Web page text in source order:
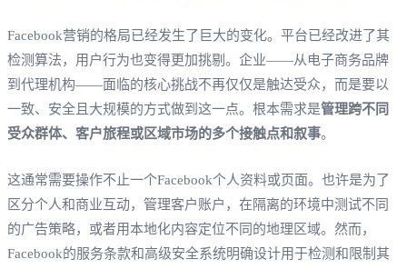
Facebook营销的格局已经发生了巨大的变化。平台已经改进了其
检测算法，用户行为也变得更加挑剔。企业——从电子商务品牌
到代理机构——面临的核心挑战不再仅仅是触达受众，而是要以
一致、安全且大规模的方式做到这一点。根本需求是管理跨不同
受众群体、客户旅程或区域市场的多个接触点和叙事。
这通常需要操作不止一个Facebook个人资料或页面。也许是为了
区分个人和商业互动，管理客户账户，在隔离的环境中测试不同
的广告策略，或者用本地化内容定位不同的地理区域。然而，
Facebook的服务条款和高级安全系统明确设计用于检测和限制其